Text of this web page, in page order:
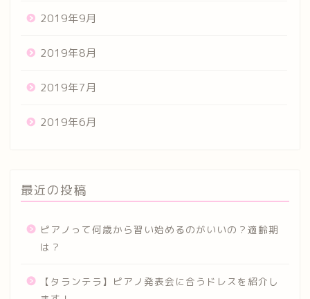
2019年9月
2019年8月
2019年7月
2019年6月
最近の投稿
ピアノって何歳から習い始めるのがいいの？適齢期
は？
【タランテラ】ピアノ発表会に合うドレスを紹介し